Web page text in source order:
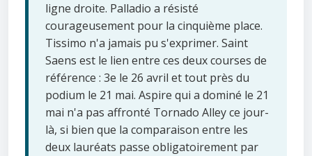
ligne droite. Palladio a résisté
courageusement pour la cinquième place.
Tissimo n'a jamais pu s'exprimer. Saint
Saens est le lien entre ces deux courses de
référence : 3e le 26 avril et tout près du
podium le 21 mai. Aspire qui a dominé le 21
mai n'a pas affronté Tornado Alley ce jour-
là, si bien que la comparaison entre les
deux lauréats passe obligatoirement par